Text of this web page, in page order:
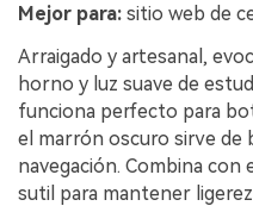
Mejor para: sitio web de
Arraigado y artesanal,
horno y luz suave de
funciona perfecto para
el marrón oscuro sirve de
navegación. Combina
sutil para mantener